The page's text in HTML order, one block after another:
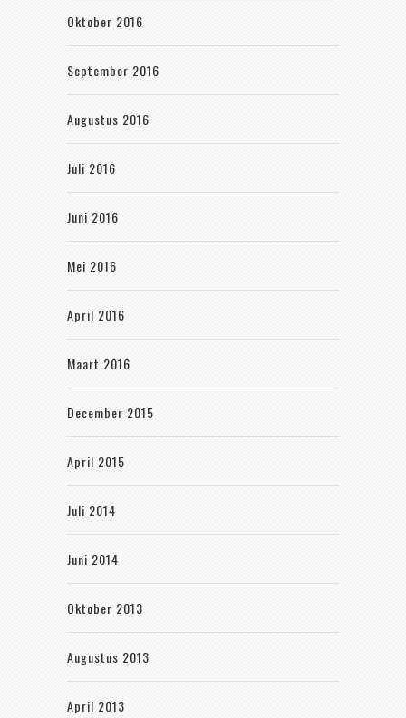
Oktober 2016
September 2016
Augustus 2016
Juli 2016
Juni 2016
Mei 2016
April 2016
Maart 2016
December 2015
April 2015
Juli 2014
Juni 2014
Oktober 2013
Augustus 2013
April 2013